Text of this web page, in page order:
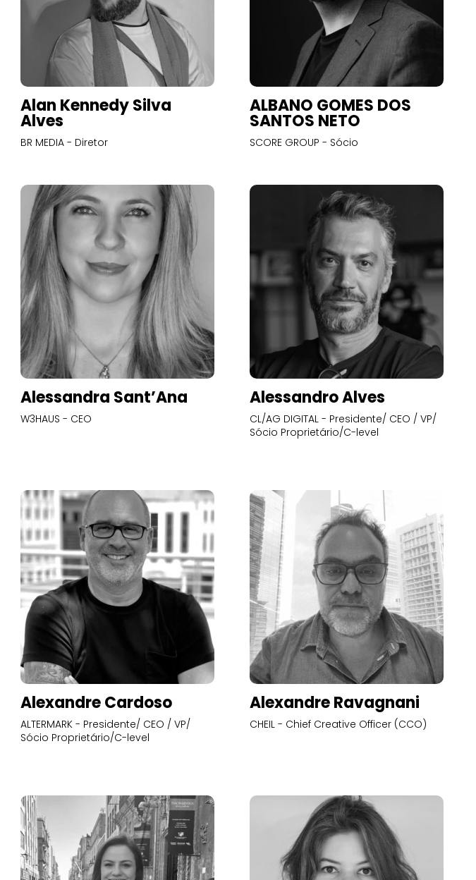
Alan Kennedy Silva
Alves
BR MEDIA - Diretor
ALBANO GOMES DOS
SANTOS NETO
SCORE GROUP - Sócio
Alessandra Sant’Ana
W3HAUS - CEO
Alessandro Alves
CL/AG DIGITAL - Presidente/ CEO / VP/
Sócio Proprietário/C-level
Alexandre Cardoso
ALTERMARK - Presidente/ CEO / VP/
Sócio Proprietário/C-level
Alexandre Ravagnani
CHEIL - Chief Creative Officer (CCO)